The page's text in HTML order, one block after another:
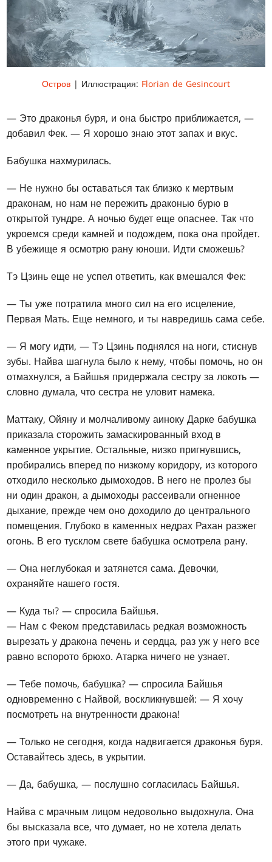
Остров | Иллюстрация: Florian de Gesincourt
— Это драконья буря, и она быстро приближается, —
добавил Фек. — Я хорошо знаю этот запах и вкус.
Бабушка нахмурилась.
— Не нужно бы оставаться так близко к мертвым
драконам, но нам не пережить драконью бурю в
открытой тундре. А ночью будет еще опаснее. Так что
укроемся среди камней и подождем, пока она пройдет.
В убежище я осмотрю рану юноши. Идти сможешь?
Тэ Цзинь еще не успел ответить, как вмешался Фек:
— Ты уже потратила много сил на его исцеление,
Первая Мать. Еще немного, и ты навредишь сама себе.
— Я могу идти, — Тэ Цзинь поднялся на ноги, стиснув
зубы. Найва шагнула было к нему, чтобы помочь, но он
отмахнулся, а Байшья придержала сестру за локоть —
словно думала, что сестра не уловит намека.
Маттаку, Ойяну и молчаливому аиноку Дарке бабушка
приказала сторожить замаскированный вход в
каменное укрытие. Остальные, низко пригнувшись,
пробирались вперед по низкому коридору, из которого
отходило несколько дымоходов. В него не пролез бы
ни один дракон, а дымоходы рассеивали огненное
дыхание, прежде чем оно доходило до центрального
помещения. Глубоко в каменных недрах Рахан разжег
огонь. В его тусклом свете бабушка осмотрела рану.
— Она неглубокая и затянется сама. Девочки,
охраняйте нашего гостя.
— Куда ты? — спросила Байшья.
— Нам с Феком представилась редкая возможность
вырезать у дракона печень и сердца, раз уж у него все
равно вспорото брюхо. Атарка ничего не узнает.
— Тебе помочь, бабушка? — спросила Байшья
одновременно с Найвой, воскликнувшей: — Я хочу
посмотреть на внутренности дракона!
— Только не сегодня, когда надвигается драконья буря.
Оставайтесь здесь, в укрытии.
— Да, бабушка, — послушно согласилась Байшья.
Найва с мрачным лицом недовольно выдохнула. Она
бы высказала все, что думает, но не хотела делать
этого при чужаке.